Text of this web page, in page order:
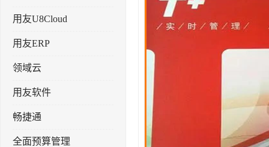
用友U8Cloud
用友ERP
领域云
用友软件
畅捷通
全面预算管理